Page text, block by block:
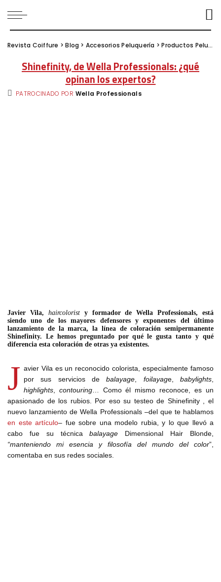
Revista Coiffure >Blog > Accesorios Peluquería >Productos Peluquería
Shinefinity, de Wella Professionals: ¿qué
opinan los expertos?
PATROCINADO POR Wella Professionals
Javier Vila, haircoloristy formador de Wella Professionals, está
siendo uno de los mayores defensores y exponentes del último
lanzamiento de la marca, la línea de coloración semipermanente
Shinefinity. Le hemos preguntado por qué le gusta tanto y qué
diferencia esta coloración de otras ya existentes.
J avier Vila es un reconocido colorista, especialmente famoso
por sus servicios debalayage, foilayage, babylights,
highlights, contouring… Como él mismo reconoce, es un
apasionado de los rubios. Por eso su testeo de Shinefinity , el
nuevo lanzamiento de Wella Professionals –del que te hablamos
en este artículo– fue sobre una modelo rubia, y lo que llevó a
cabo fue su técnicabalayage
Dimensional Hair Blonde,
“manteniendo mi esencia y filosofía del mundo del color”,
comentaba en sus redes sociales.